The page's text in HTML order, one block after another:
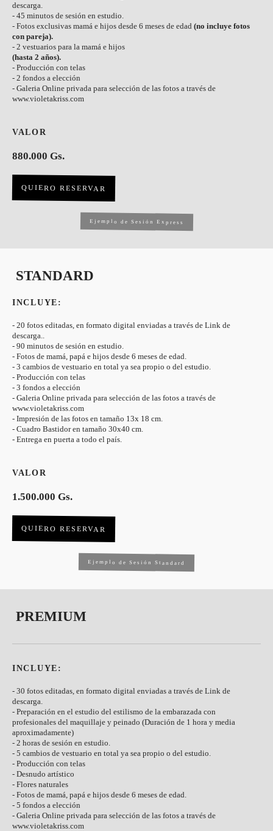
descarga.
- 45 minutos de sesión en estudio.
- Fotos exclusivas mamá e hijos desde 6 meses de edad (no incluye fotos
con pareja).
- 2 vestuarios para la mamá e hijos
(hasta 2 años).
- Producción con telas
- 2 fondos a elección
- Galeria Online privada para selección de las fotos a través de
www.violetakriss.com
VALOR
880.000 Gs.
QUIERO RESERVAR
Ejemplo de Sesión Express
STANDARD
INCLUYE:
- 20 fotos editadas, en formato digital enviadas a través de Link de
descarga..
- 90 minutos de sesión en estudio.
- Fotos de mamá, papá e hijos desde 6 meses de edad.
- 3 cambios de vestuario en total ya sea propio o del estudio.
- Producción con telas
- 3 fondos a elección
- Galeria Online privada para selección de las fotos a través de
www.violetakriss.com
- Impresión de las fotos en tamaño 13x 18 cm.
- Cuadro Bastidor en tamaño 30x40 cm.
- Entrega en puerta a todo el país.
VALOR
1.500.000 Gs.
QUIERO RESERVAR
Ejemplo de Sesión Standard
PREMIUM
INCLUYE:
- 30 fotos editadas, en formato digital enviadas a través de Link de
descarga.
- Preparación en el estudio del estilismo de la embarazada con
profesionales del maquillaje y peinado (Duración de 1 hora y media
aproximadamente)
- 2 horas de sesión en estudio.
- 5 cambios de vestuario en total ya sea propio o del estudio.
- Producción con telas
- Desnudo artístico
- Flores naturales
- Fotos de mamá, papá e hijos desde 6 meses de edad.
- 5 fondos a elección
- Galeria Online privada para selección de las fotos a través de
www.violetakriss.com